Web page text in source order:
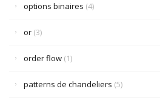
options binaires (4)
or (3)
order flow (1)
patterns de chandeliers (5)